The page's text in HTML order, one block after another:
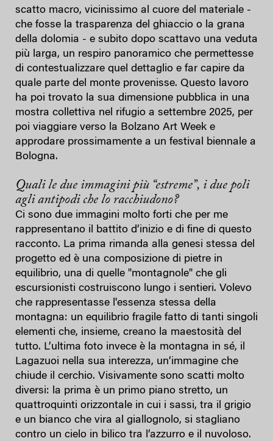
scatto macro, vicinissimo al cuore del materiale -
che fosse la trasparenza del ghiaccio o la grana
della dolomia - e subito dopo scattavo una veduta
più larga, un respiro panoramico che permettesse
di contestualizzare quel dettaglio e far capire da
quale parte del monte provenisse. Questo lavoro
ha poi trovato la sua dimensione pubblica in una
mostra collettiva nel rifugio a settembre 2025, per
poi viaggiare verso la Bolzano Art Week e
approdare prossimamente a un festival biennale a
Bologna.
Quali le due immagini più “estreme”, i due poli
agli antipodi che lo racchiudono?
Ci sono due immagini molto forti che per me
rappresentano il battito d’inizio e di fine di questo
racconto. La prima rimanda alla genesi stessa del
progetto ed è una composizione di pietre in
equilibrio, una di quelle "montagnole" che gli
escursionisti costruiscono lungo i sentieri. Volevo
che rappresentasse l'essenza stessa della
montagna: un equilibrio fragile fatto di tanti singoli
elementi che, insieme, creano la maestosità del
tutto. L’ultima foto invece è la montagna in sé, il
Lagazuoi nella sua interezza, un’immagine che
chiude il cerchio. Visivamente sono scatti molto
diversi: la prima è un primo piano stretto, un
quattroquinti orizzontale in cui i sassi, tra il grigio
e un bianco che vira al giallognolo, si stagliano
contro un cielo in bilico tra l’azzurro e il nuvoloso.